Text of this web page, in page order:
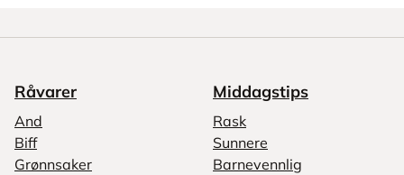
Råvarer
And
Biff
Grønnsaker
Middagstips
Rask
Sunnere
Barnevennlig